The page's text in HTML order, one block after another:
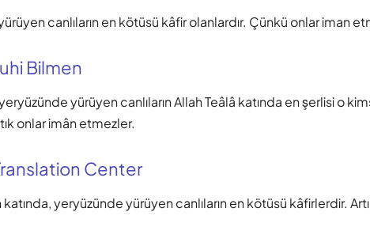
canlıların en kötüsü kâfir olanlardır. Çünkü onlar iman
Bilmen
yürüyen canlıların Allah Teâlâ katında en şerlisi o
onlar imân etmezler.
Center
yeryüzünde yürüyen canlıların en kötüsü kâfirlerdir.